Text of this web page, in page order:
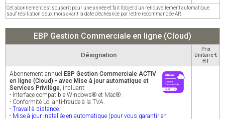
Cet abonnement est souscrit pour une année et fait l'objet d'un renouvellement automatique
sauf résiliation deux mois avant la date d'échéance par lettre recommandée AR.
EBP Gestion Commerciale en ligne (Cloud)
Désignation
Prix
Unitaire €
HT
Abonnement annuel EBP Gestion Commerciale ACTIV
en ligne (Cloud) - avec Mise à jour automatique et
Services Privilège, incluant:
- Interface compatible Windows® et Mac®.
- Conformité Loi anti-fraude à la TVA.
- Travail à distance.
- Mise à jour installée en automatique (pour vous garantir en